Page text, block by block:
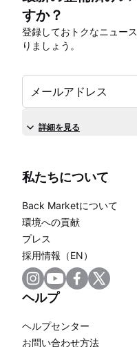
すか？
登録しておトクなニュー
りましょう。
メールアドレス
詳細を見る
私たちについて
Back Marketについて
環境への貢献
プレス
採用情報（EN）
ヘルプ
ヘルプセンター
お問い合わせ方法